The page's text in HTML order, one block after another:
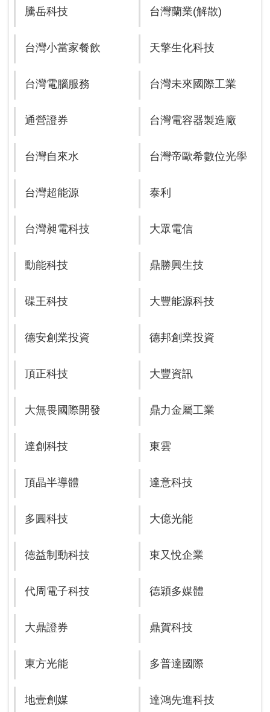
騰岳科技 台灣蘭業(解散)
台灣小當家餐飲 天擎生化科技
台灣電腦服務 台灣未來國際工業
通營證券 台灣電容器製造廠
台灣自來水 台灣帝歐希數位光學
台灣超能源 泰利
台灣昶電科技 大眾電信
動能科技 鼎勝興生技
碟王科技 大豐能源科技
德安創業投資 德邦創業投資
頂正科技 大豐資訊
大無畏國際開發 鼎力金屬工業
達創科技 東雲
頂晶半導體 達意科技
多圓科技 大億光能
德益制動科技 東又悅企業
代周電子科技 德穎多媒體
大鼎證券 鼎賀科技
東方光能 多普達國際
地壹創媒 達鴻先進科技